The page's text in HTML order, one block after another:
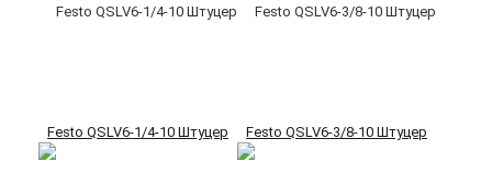
Festo QSLV6-1/4-10 Штуцер Festo QSLV6-3/8-10 Штуцер